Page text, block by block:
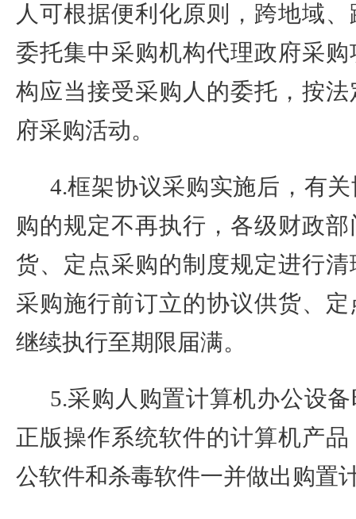
人可根据便利化原则，跨地域
委托集中采购机构代理政府采
构应当接受采购人的委托，按
府采购活动。
4.框架协议采购实施后，有
购的规定不再执行，各级财政
货、定点采购的制度规定进行
采购施行前订立的协议供货、
继续执行至期限届满。
5.采购人购置计算机办公设
正版操作系统软件的计算机产
公软件和杀毒软件一并做出购置